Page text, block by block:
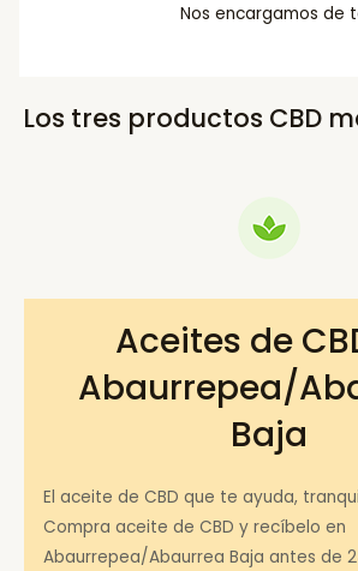
Nos encargamos de
Los tres productos CBD
Aceites de
Abaurrepea/
Baja
El aceite de CBD que te ayuda,
Compra aceite de CBD y recíbelo en
Abaurrepea/Abaurrea Baja antes de